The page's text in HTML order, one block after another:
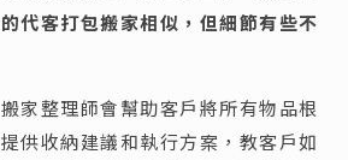
代客打包搬家相似，但細節有些不
家整理師會幫助客戶將所有物品根
供收納建議和執行方案，教客戶如